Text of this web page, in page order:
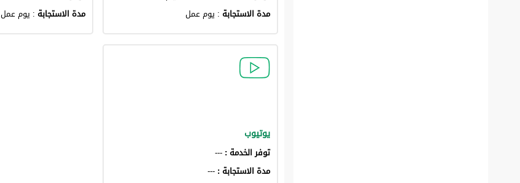
مدة الاستجابة : يوم عمل
مدة الاستجابة : يوم عمل
يوتيوب
توفر الخدمة :---
مدة الاستجابة :---